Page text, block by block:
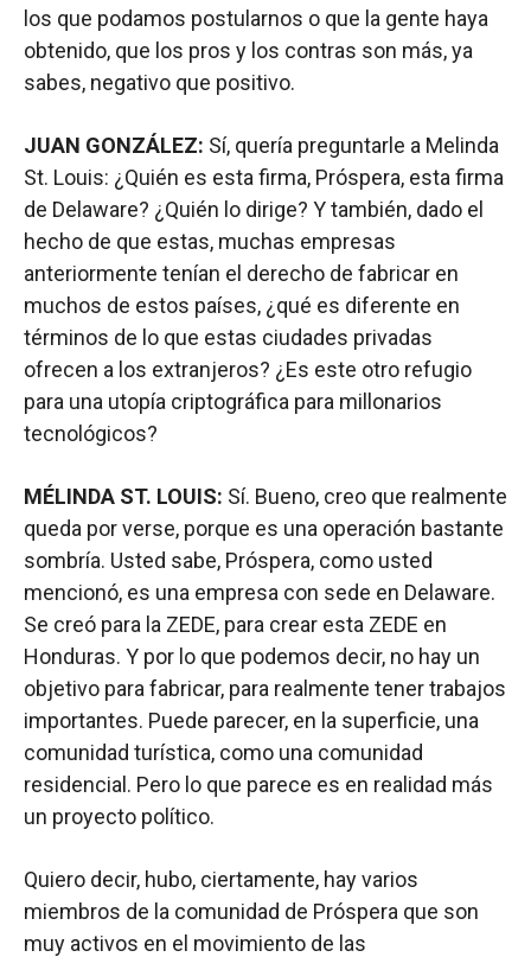
los que podamos postularnos o que la gente haya
obtenido, que los pros y los contras son más, ya
sabes, negativo que positivo.
JUAN GONZÁLEZ: Sí, quería preguntarle a Melinda
St. Louis: ¿Quién es esta firma, Próspera, esta firma
de Delaware? ¿Quién lo dirige? Y también, dado el
hecho de que estas, muchas empresas
anteriormente tenían el derecho de fabricar en
muchos de estos países, ¿qué es diferente en
términos de lo que estas ciudades privadas
ofrecen a los extranjeros? ¿Es este otro refugio
para una utopía criptográfica para millonarios
tecnológicos?
MÉLINDA ST. LOUIS: Sí. Bueno, creo que realmente
queda por verse, porque es una operación bastante
sombría. Usted sabe, Próspera, como usted
mencionó, es una empresa con sede en Delaware.
Se creó para la ZEDE, para crear esta ZEDE en
Honduras. Y por lo que podemos decir, no hay un
objetivo para fabricar, para realmente tener trabajos
importantes. Puede parecer, en la superficie, una
comunidad turística, como una comunidad
residencial. Pero lo que parece es en realidad más
un proyecto político.
Quiero decir, hubo, ciertamente, hay varios
miembros de la comunidad de Próspera que son
muy activos en el movimiento de las